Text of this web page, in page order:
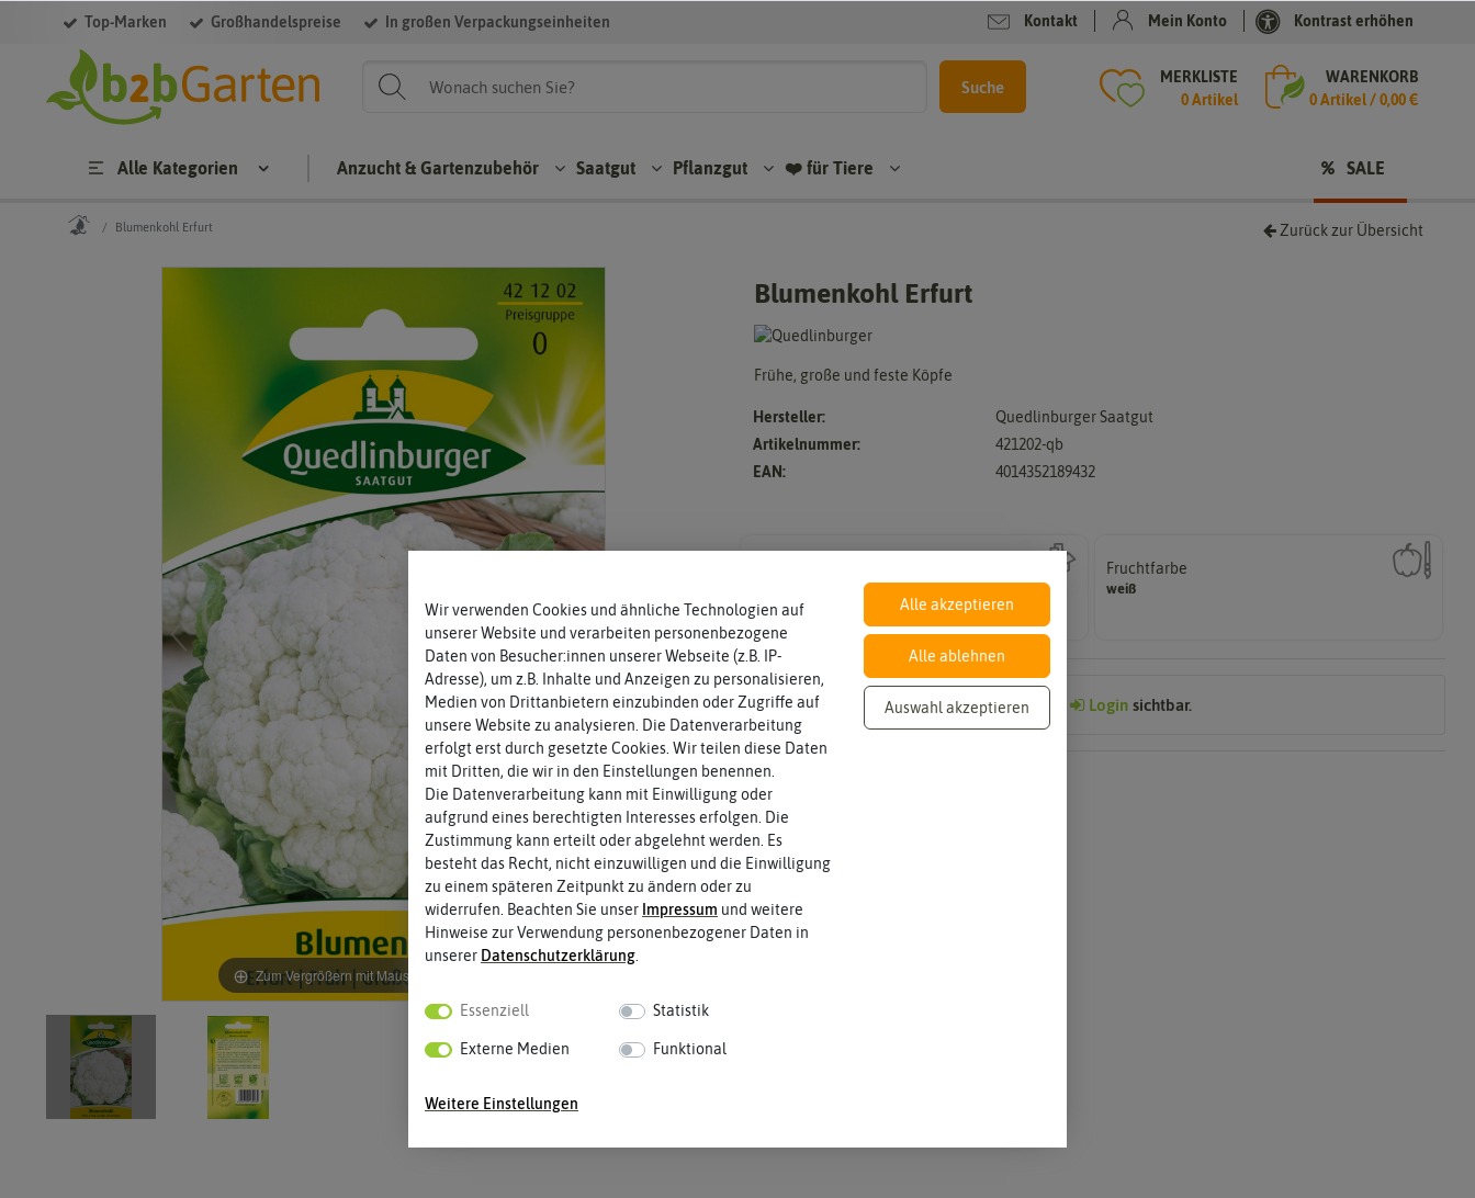
Top-Marken Großhandelspreise In großen Verpackungseinheiten Kontakt Mein Konto Kontrast erhöhen
Suche
MERKLISTE
0 Artikel
WARENKORB
0Artikel /0,00 €
Alle Kategorien Anzucht & Gartenzubehör Saatgut Pflanzgut ❤️ für Tiere SALE
Blumenkohl Erfurt Zurück zur Übersicht
Zum Vergrößern mit Maus über das Bild fahren
Blumenkohl Erfurt
Frühe, große und feste Köpfe
Hersteller:
Quedlinburger Saatgut
Artikelnummer:
421202-qb
EAN:
4014352189432
0,4 g (reicht für ca. 90 Pflanzen)
Wie viel ist enthalten
Fruchtfarbe
weiß
Die Farbe der reifen Frucht, die sie nach dem
Reifungsprozess hat.
Preis nach Loginsichtbar.
Wir verwenden Cookies und ähnliche Technologien auf
unserer Website und verarbeiten personenbezogene
Daten von Besucher:innen unserer Webseite (z.B. IP-
Adresse), um z.B. Inhalte und Anzeigen zu personalisieren,
Medien von Drittanbietern einzubinden oder Zugriffe auf
unsere Website zu analysieren. Die Datenverarbeitung
erfolgt erst durch gesetzte Cookies. Wir teilen diese Daten
mit Dritten, die wir in den Einstellungen benennen.
Die Datenverarbeitung kann mit Einwilligung oder
aufgrund eines berechtigten Interesses erfolgen. Die
Zustimmung kann erteilt oder abgelehnt werden. Es
besteht das Recht, nicht einzuwilligen und die Einwilligung
zu einem späteren Zeitpunkt zu ändern oder zu
widerrufen. Beachten Sie unser Impressum und weitere
Hinweise zur Verwendung personenbezogener Daten in
unserer Daten­schutz­erklärung.
Essenziell Statistik
Externe Medien Funktional
Weitere Einstellungen
Alle akzeptieren
Alle ablehnen
Auswahl akzeptieren